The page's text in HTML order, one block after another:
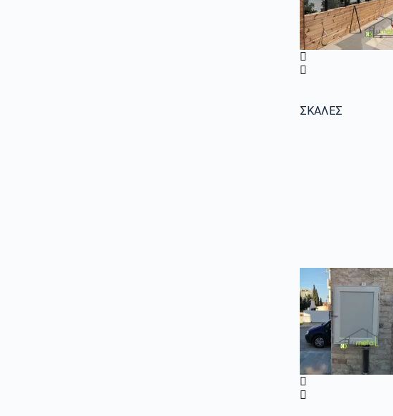
ΣΚΑΛΕΣ